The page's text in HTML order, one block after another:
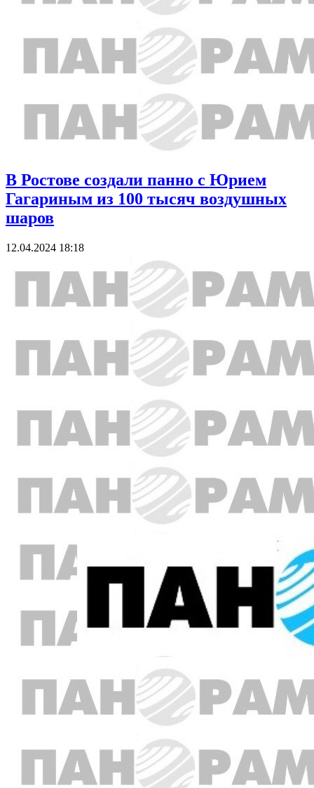
В Ростове создали панно с Юрием
Гагариным из 100 тысяч воздушных
шаров
12.04.2024 18:18